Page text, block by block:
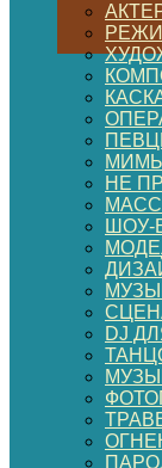
МИМЫ
НЕ
ШОУ-
DJ